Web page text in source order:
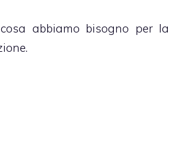
abbiamo bisogno per la